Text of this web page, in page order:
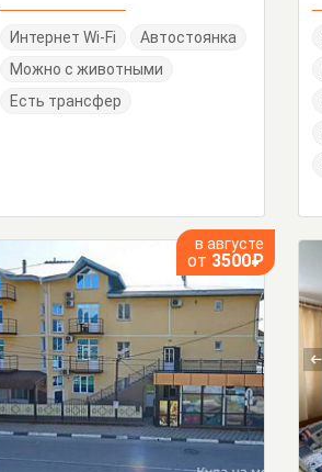
Интернет Wi-Fi
Автостоянка
Можно с животными
Есть трансфер
в августе
от 3500₽